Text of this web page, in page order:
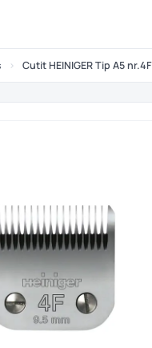
› Cutit HEINIGER Tip A5